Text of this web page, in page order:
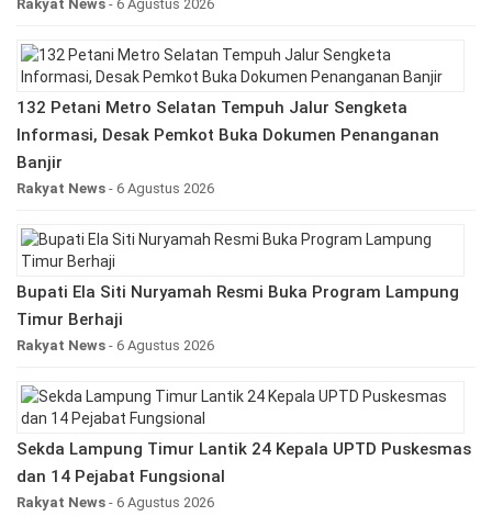
Rakyat News - 6 Agustus 2026
132 Petani Metro Selatan Tempuh Jalur Sengketa
Informasi, Desak Pemkot Buka Dokumen Penanganan
Banjir
Rakyat News - 6 Agustus 2026
Bupati Ela Siti Nuryamah Resmi Buka Program Lampung
Timur Berhaji
Rakyat News - 6 Agustus 2026
Sekda Lampung Timur Lantik 24 Kepala UPTD Puskesmas
dan 14 Pejabat Fungsional
Rakyat News - 6 Agustus 2026